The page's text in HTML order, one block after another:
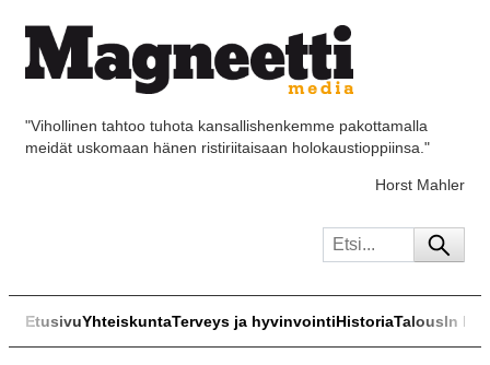
"Vihollinen tahtoo tuhota kansallishenkemme pakottamalla
meidät uskomaan hänen ristiriitaisaan holokaustioppiinsa."
Horst Mahler
EtusivuYhteiskuntaTerveys ja hyvinvointiHistoriaTalousIn